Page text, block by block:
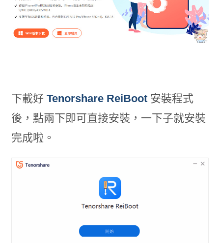
下載好 Tenorshare ReiBoot安裝程式
後，點兩下即可直接安裝，一下子就安裝
完成啦。